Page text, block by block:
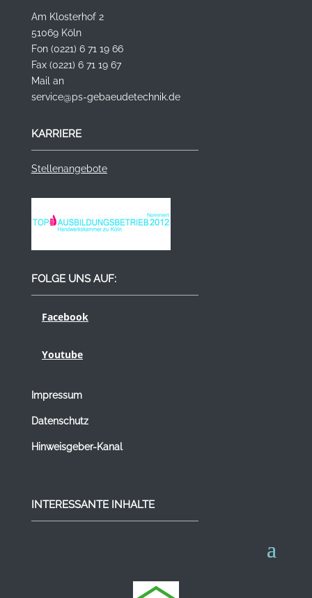
Am Klosterhof 2
51069 Köln
Fon (0221) 6 71 19 66
Fax (0221) 6 71 19 67
Mail an
service@ps-gebaeudetechnik.de
KARRIERE
Stellenangebote
FOLGE UNS AUF:
Facebook
Youtube
Impressum
Datenschutz
Hinweisgeber-Kanal
INTERESSANTE INHALTE